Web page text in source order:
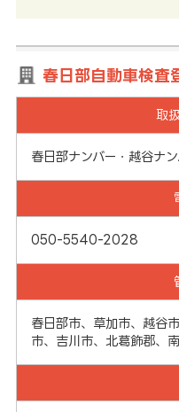
春日部自動車検査
取
春日部ナンバー・越谷ナン
050-5540-2028
春日部市、草加市、越谷
市、吉川市、北葛飾郡、